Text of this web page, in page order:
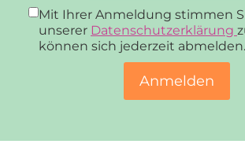
Datenschutz*
Mit Ihrer Anmeldung stimmen
unserer Datenschutzerklärung
können sich jederzeit abmelden.
Anmelden